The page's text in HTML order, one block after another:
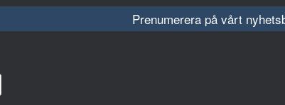
Prenumerera på vårt